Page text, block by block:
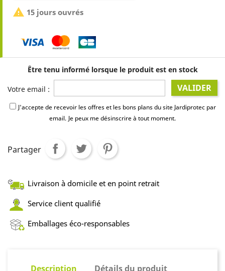
 15 jours ouvrés
Être tenu informé lorsque le produit est en stock
Votre email : VALIDER
J'accepte de recevoir les offres et les bons plans du site Jardiprotec par
email. Je peux me désinscrire à tout moment.
Partager
Livraison à domicile et en point retrait
Service client qualifié
Emballages éco-responsables
Description Détails du produit